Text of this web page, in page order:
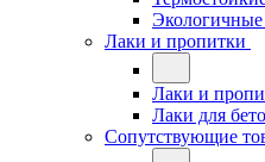
Лаки и пропитки
Лаки и
Лаки для
Сопутствующие